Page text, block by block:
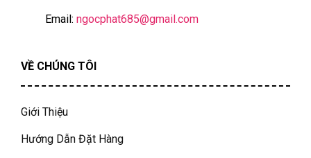
Email: ngocphat685@gmail.com
VỀ CHÚNG TÔI
Giới Thiệu
Hướng Dẫn Đặt Hàng